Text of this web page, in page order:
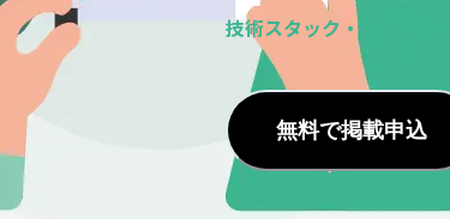
技術スタック・ツールの
無料で掲載申込